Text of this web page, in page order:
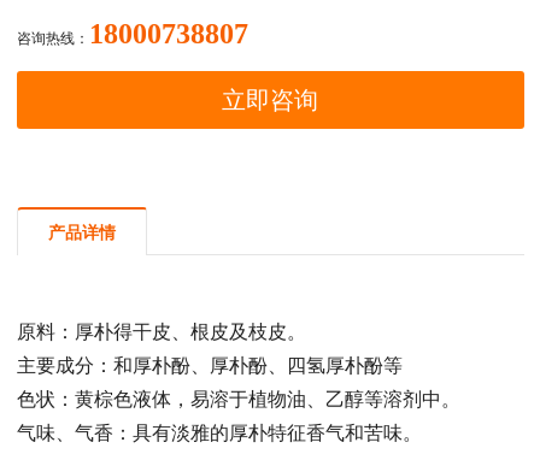
咨询热线： 18000738807
立即咨询
产品详情
原料：厚朴得干皮、根皮及枝皮。
主要成分：和厚朴酚、厚朴酚、四氢厚朴酚等
色状：黄棕色液体，易溶于植物油、乙醇等溶剂中。
气味、气香：具有淡雅的厚朴特征香气和苦味。